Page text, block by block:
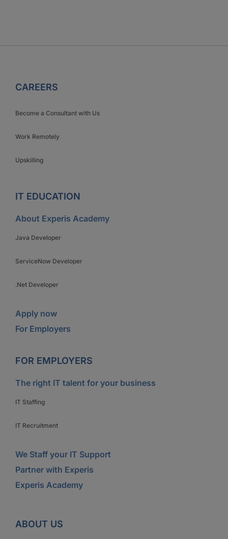
CAREERS
Become a Consultant with Us
Work Remotely
Upskilling
IT EDUCATION
About Experis Academy
Java Developer
ServiceNow Developer
.Net Developer
Apply now
For Employers
FOR EMPLOYERS
The right IT talent for your business
IT Staffing
IT Recruitment
We Staff your IT Support
Partner with Experis
Experis Academy
ABOUT US